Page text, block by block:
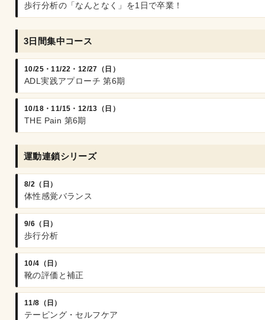
歩行分析の「なんとなく」を1日で卒業！
3日間集中コース
10/25・11/22・12/27（日）
ADL実践アプローチ 第6期
10/18・11/15・12/13（日）
THE Pain 第6期
運動連鎖シリーズ
8/2（日）
体性感覚バランス
9/6（日）
歩行分析
10/4（日）
靴の評価と補正
11/8（日）
テーピング・セルフケア